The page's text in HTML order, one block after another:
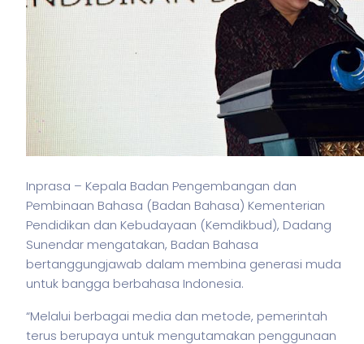
Inprasa – Kepala Badan Pengembangan dan
Pembinaan Bahasa (Badan Bahasa) Kementerian
Pendidikan dan Kebudayaan (Kemdikbud), Dadang
Sunendar mengatakan, Badan Bahasa
bertanggungjawab dalam membina generasi muda
untuk bangga berbahasa Indonesia.
“Melalui berbagai media dan metode, pemerintah
terus berupaya untuk mengutamakan penggunaan